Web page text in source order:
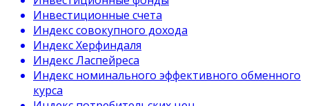
Инвестиционные счета
Индекс совокупного дохода
Индекс Херфиндаля
Индекс Ласпейреса
Индекс номинального эффективного обменного
курса